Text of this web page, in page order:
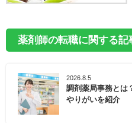
薬剤師の転職に関する記
2026.8.5
調剤薬局事務とは
やりがいを紹介